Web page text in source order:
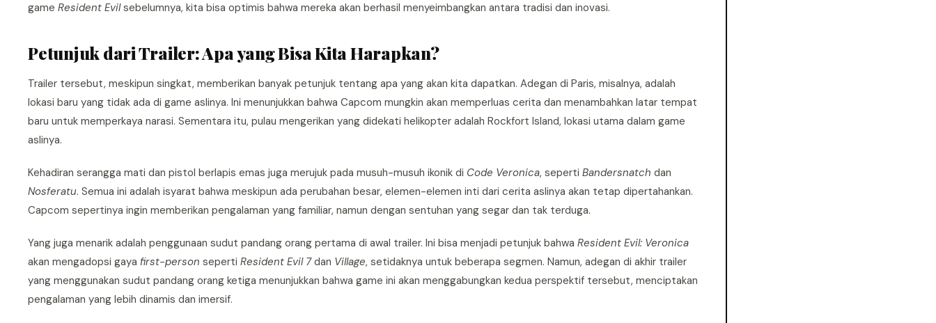
game Resident Evilsebelumnya, kita bisa optimis bahwa mereka akan berhasil menyeimbangkan antara tradisi dan inovasi.
Petunjuk dari Trailer: Apa yang Bisa Kita Harapkan?
Trailer tersebut, meskipun singkat, memberikan banyak petunjuk tentang apa yang akan kita dapatkan. Adegan di Paris, misalnya, adalah
lokasi baru yang tidak ada di game aslinya. Ini menunjukkan bahwa Capcom mungkin akan memperluas cerita dan menambahkan latar tempat
baru untuk memperkaya narasi. Sementara itu, pulau mengerikan yang didekati helikopter adalah Rockfort Island, lokasi utama dalam game
aslinya.
Kehadiran serangga mati dan pistol berlapis emas juga merujuk pada musuh-musuh ikonik di Code Veronica, seperti Bandersnatch dan
Nosferatu. Semua ini adalah isyarat bahwa meskipun ada perubahan besar, elemen-elemen inti dari cerita aslinya akan tetap dipertahankan.
Capcom sepertinya ingin memberikan pengalaman yang familiar, namun dengan sentuhan yang segar dan tak terduga.
Yang juga menarik adalah penggunaan sudut pandang orang pertama di awal trailer. Ini bisa menjadi petunjuk bahwa Resident Evil: Veronica
akan mengadopsi gaya first-person seperti Resident Evil 7dan Village, setidaknya untuk beberapa segmen. Namun, adegan di akhir trailer
yang menggunakan sudut pandang orang ketiga menunjukkan bahwa game ini akan menggabungkan kedua perspektif tersebut, menciptakan
pengalaman yang lebih dinamis dan imersif.